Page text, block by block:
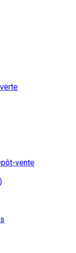
vente